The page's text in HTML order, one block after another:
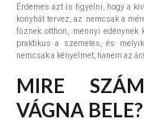
Érdemes azt is figyelni, hogy a
konyhát tervez, az nemcsak a
főznek otthon, mennyi edénynek
praktikus a szemetes, és
nemcsak a kényelmet, hanem az
MIRE
VÁGNA BELE?